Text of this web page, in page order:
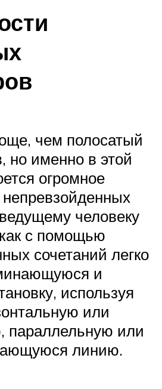
чем полосатый
но именно в этой
огромное
человеку
с помощью
сочетаний легко
и
используя
или
параллельную или
линию.